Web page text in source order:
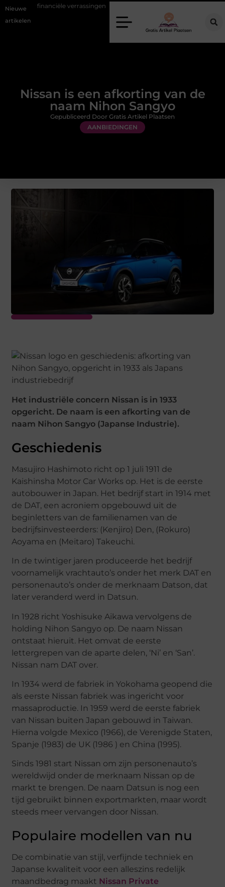
Nieuwe
artikelen
verrassingen Gemiddelde tarieven van een dierenarts in Arnhem
Nissan is een afkorting van de
naam Nihon Sangyo
AANBIEDINGEN
Gepubliceerd Door Gratis Artikel Plaatsen
Het industriële concern Nissan is in 1933
opgericht. De naam is een afkorting van de
naam Nihon Sangyo (Japanse Industrie).
Geschiedenis
Masujiro Hashimoto richt op 1 juli 1911 de
Kaishinsha Motor Car Works op. Het is de eerste
autobouwer in Japan. Het bedrijf start in 1914 met
de DAT, een acroniem opgebouwd uit de
beginletters van de familienamen van de
bedrijfsinvesteerders: (Kenjiro) Den, (Rokuro)
Aoyama en (Meitaro) Takeuchi.
In de twintiger jaren produceerde het bedrijf
voornamelijk vrachtauto’s onder het merk DAT en
personenauto’s onder de merknaam Datson, dat
later veranderd werd in Datsun.
In 1928 richt Yoshisuke Aikawa vervolgens de
holding Nihon Sangyo op. De naam Nissan
ontstaat hieruit. Het omvat de eerste
lettergrepen van de aparte delen, ‘Ni’ en ‘San’.
Nissan nam DAT over.
In 1934 werd de fabriek in Yokohama geopend die
als eerste Nissan fabriek was ingericht voor
massaproductie. In 1959 werd de eerste fabriek
van Nissan buiten Japan gebouwd in Taiwan.
Hierna volgde Mexico (1966), de Verenigde Staten,
Spanje (1983) de UK (1986 ) en China (1995).
Sinds 1981 start Nissan om zijn personenauto’s
wereldwijd onder de merknaam Nissan op de
markt te brengen. De naam Datsun is nog een
tijd gebruikt binnen exportmarkten, maar wordt
steeds meer vervangen door Nissan.
Populaire modellen van nu
De combinatie van stijl, verfijnde techniek en
Japanse kwaliteit voor een alleszins redelijk
maandbedrag maakt Nissan Private